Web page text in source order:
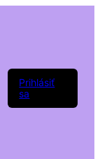
Prihlásiť
sa